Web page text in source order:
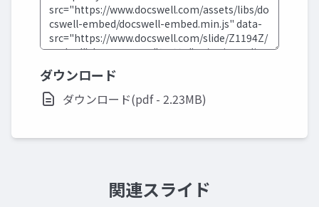
ダウンロード
ダウンロード(pdf - 2.23MB)
関連スライド